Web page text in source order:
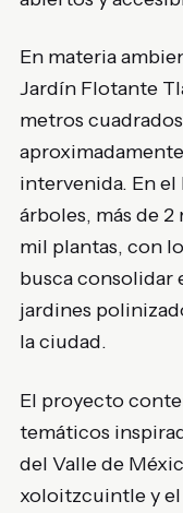
En materia
Jardín Flotante
metros
intervenida. En
árboles, más de
mil plantas, con
busca consolidar
jardines
la ciudad.
El proyecto
temáticos
del Valle de
xoloitzcuintle y